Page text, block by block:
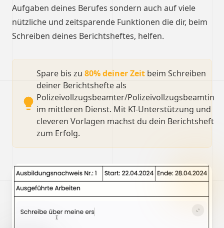
Aufgaben deines Berufes sondern auch auf viele
nützliche und zeitsparende Funktionen die dir, beim
Schreiben deines Berichtsheftes, helfen.
Spare bis zu 80% deiner Zeit beim Schreiben
deiner Berichtshefte als
Polizeivollzugsbeamter/Polizeivollzugsbeamtin
im mittleren Dienst. Mit KI-Unterstützung und
cleveren Vorlagen machst du dein Berichtsheft
zum Erfolg.